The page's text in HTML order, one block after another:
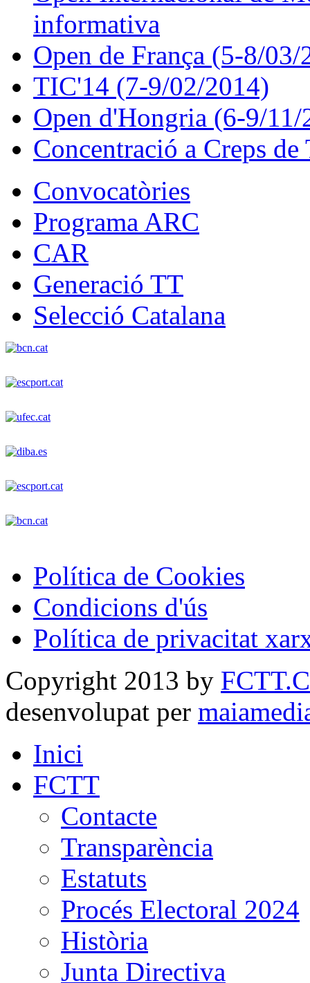
informativa
Open de França (5-8/03/
TIC'14 (7-9/02/2014)
Open d'Hongria (6-9/11/
Concentració a Creps
Convocatòries
Programa ARC
CAR
Generació TT
Selecció Catalana
Política de Cookies
Condicions d'ús
Política de privacitat
Copyright 2013 by
desenvolupat per
Inici
FCTT
Contacte
Transparència
Estatuts
Procés Electoral 2024
Història
Junta Directiva